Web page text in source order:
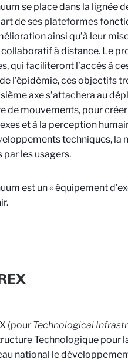
se place dans la lignée
de ses plateformes
ainsi qu’à leur
à distance. Le
qui faciliteront l’accès à
l’épidémie, ces objectifs
axe s’attachera au
de mouvements, pour
et à la perception
techniques, la
par les usagers.
est un « équipement
(pour Technological
Technologique pour
national le